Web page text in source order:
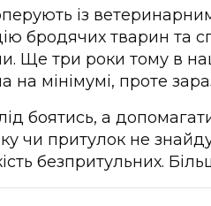
із
бродячих тварин та
Ще три роки тому в
на мінімумі, проте
боятись, а
чи притулок не
безпритульних.